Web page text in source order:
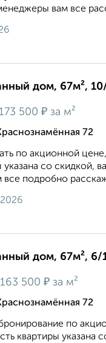
вам все
дом, 67м²,
173 500 ₽ за м²
72
по акционной
со скидкой,
все подробно
дом, 67м², 6/
163 500 ₽ за м²
72
по
квартиры указана